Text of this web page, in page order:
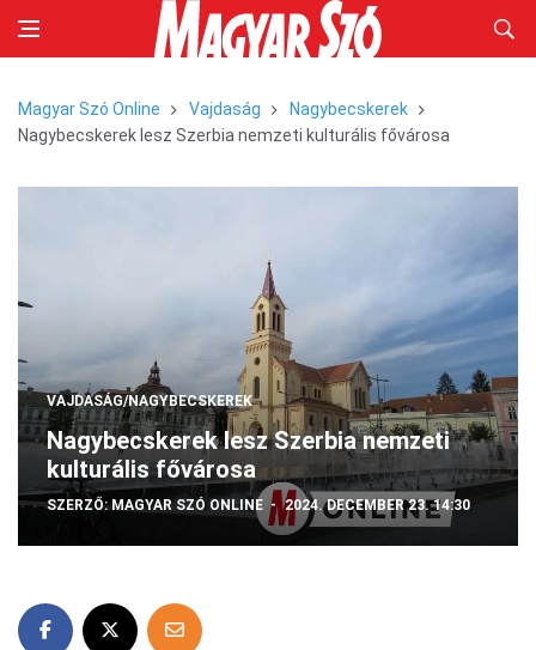
Magyar Szó Online Vajdaság
Nagybecskerek
Nagybecskerek lesz Szerbia nemzeti kulturális fővárosa
VAJDASÁG/NAGYBECSKEREK
Nagybecskerek lesz Szerbia nemzeti
kulturális fővárosa
SZERZŐ:MAGYAR SZÓ ONLINE 2024. DECEMBER 23. 14:30